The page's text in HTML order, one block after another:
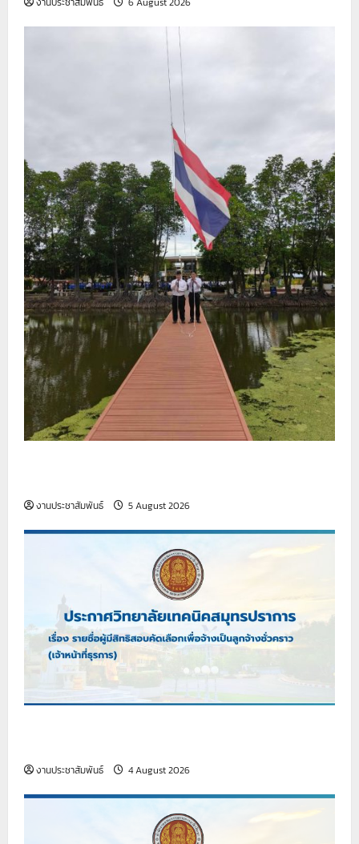
งานประชาสัมพันธ์ 5 August 2026
งานประชาสัมพันธ์ 4 August 2026